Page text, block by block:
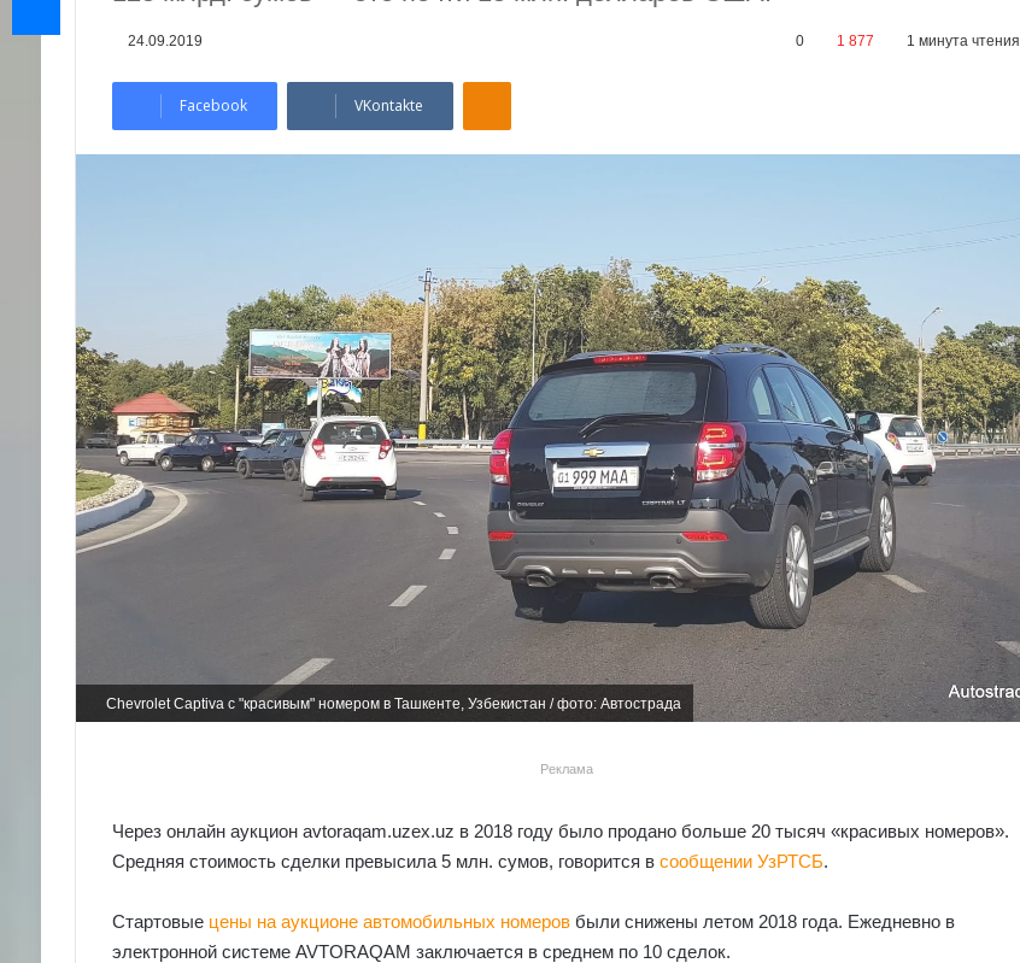
24.09.2019 0 1 877 1 минута чтения
Facebook VKontakte
Odnoklassniki
Chevrolet Captiva с "красивым" номером в Ташкенте, Узбекистан / фото: Автострада
Реклама
Через онлайн аукцион avtoraqam.uzex.uz в 2018 году было продано больше 20 тысяч «красивых номеров».
Средняя стоимость сделки превысила 5 млн. сумов, говорится в сообщении УзРТСБ.
Стартовые цены на аукционе автомобильных номеровбыли снижены летом 2018 года. Ежедневно в
электронной системе AVTORAQAM заключается в среднем по 10 сделок.